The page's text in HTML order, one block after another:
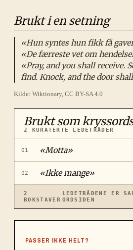
Brukt i en setning
«Hun syntes hun fikk få
«De færreste vet om
«Pray, and you shall receive.
find. Knock, and the door
Kilde: Wiktionary, CC BY-SA 4.0
Brukt som
2 KURATERTE LEDETRÅDER
01 «Motta»
02 «Ikke mange»
2
BOKSTAVER
LEDETRÅDENE ER
ORDSIDEN
PASSER IKKE HELT?